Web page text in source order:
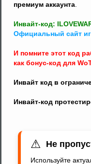
премиум аккаунта
Инвайт-код:
Официальный сайт
И помните этот код
как бонус-код для
Инвайт код в
Инвайт-код
⚠ Не
Используйте